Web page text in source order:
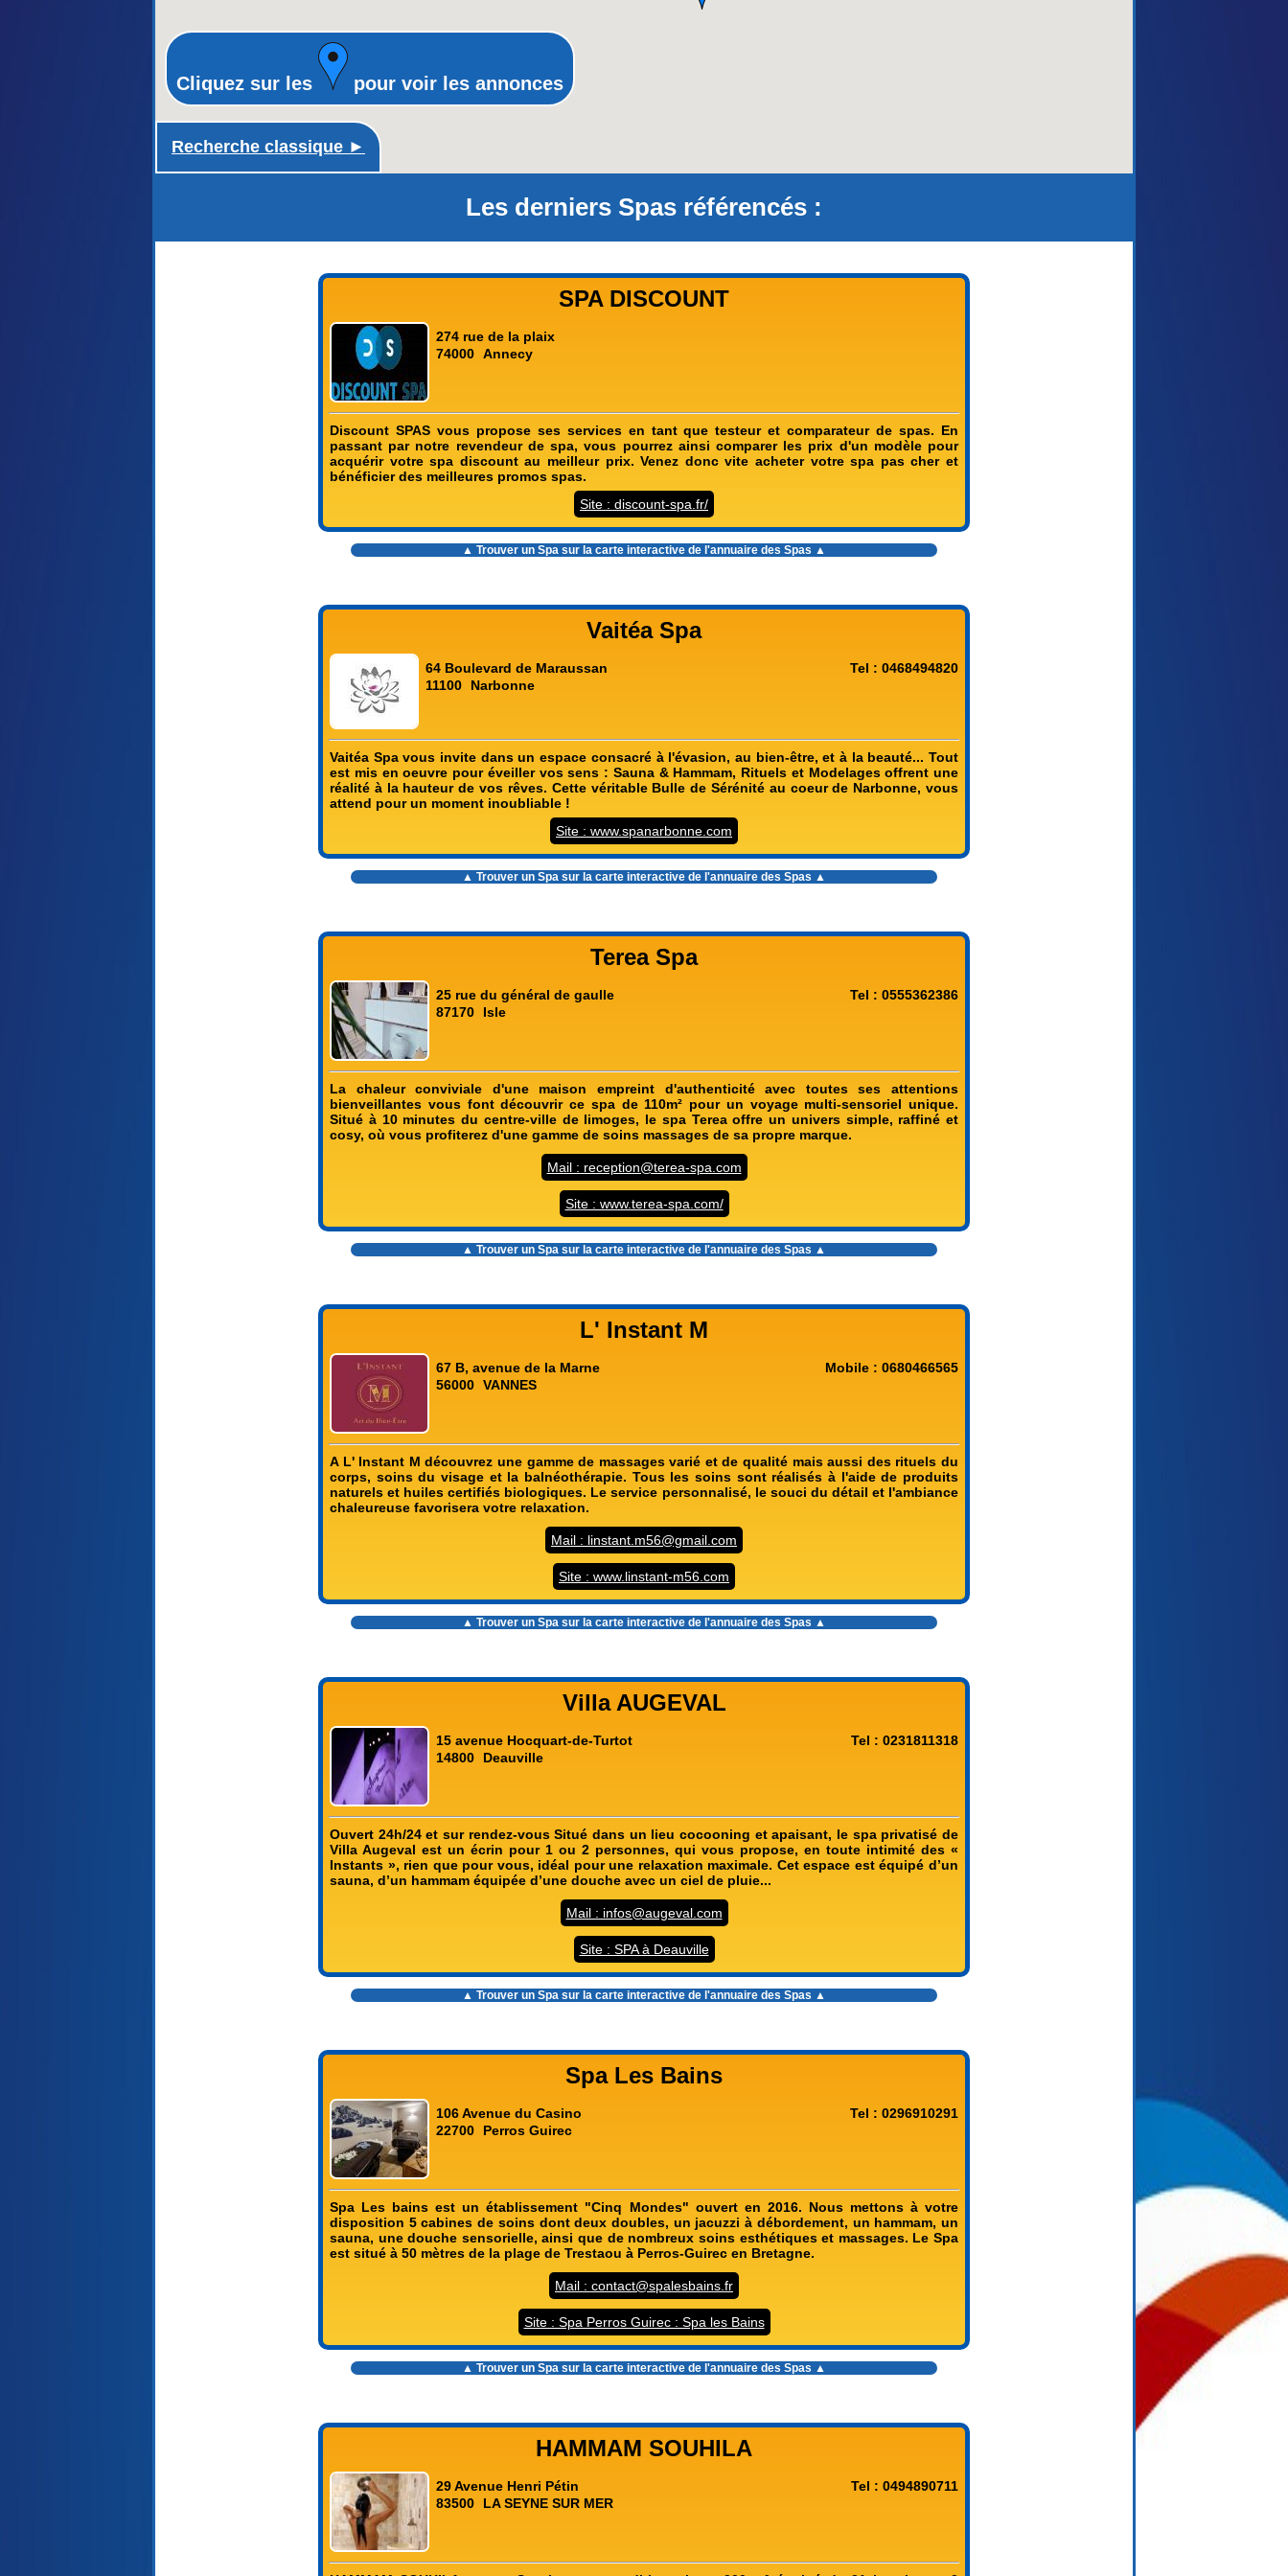
Recherche classique ►
Cliquez sur les pour voir les annonces
Les derniers Spas référencés :
SPA DISCOUNT
274 rue de la plaix
74000 Annecy
Discount SPAS vous propose ses services en tant que testeur et comparateur de spas. En
passant par notre revendeur de spa, vous pourrez ainsi comparer les prix d'un modèle pour
acquérir votre spa discount au meilleur prix. Venez donc vite acheter votre spa pas cher et
bénéficier des meilleures promos spas.
Site : discount-spa.fr/
▲ Trouver un Spa sur la carte interactive de l'annuaire des Spas ▲
Vaitéa Spa
64 Boulevard de Maraussan
11100
Narbonne
Tel : 0468494820
Vaitéa Spa vous invite dans un espace consacré à l'évasion, au bien-être, et à la beauté... Tout
est mis en oeuvre pour éveiller vos sens : Sauna & Hammam, Rituels et Modelages offrent une
réalité à la hauteur de vos rêves. Cette véritable Bulle de Sérénité au coeur de Narbonne, vous
attend pour un moment inoubliable !
Site : www.spanarbonne.com
▲ Trouver un Spa sur la carte interactive de l'annuaire des Spas ▲
Terea Spa
25 rue du général de gaulle
87170
Isle
Tel : 0555362386
La chaleur conviviale d'une maison empreint d'authenticité avec toutes ses attentions
bienveillantes vous font découvrir ce spa de 110m² pour un voyage multi-sensoriel unique.
Situé à 10 minutes du centre-ville de limoges, le spa Terea offre un univers simple, raffiné et
cosy, où vous profiterez d'une gamme de soins massages de sa propre marque.
Mail : reception@terea-spa.com
Site : www.terea-spa.com/
▲ Trouver un Spa sur la carte interactive de l'annuaire des Spas ▲
L' Instant M
67 B, avenue de la Marne
56000 VANNES
Mobile : 0680466565
A L' Instant M découvrez une gamme de massages varié et de qualité mais aussi des rituels du
corps, soins du visage et la balnéothérapie. Tous les soins sont réalisés à l'aide de produits
naturels et huiles certifiés biologiques. Le service personnalisé, le souci du détail et l'ambiance
chaleureuse favorisera votre relaxation.
Mail : linstant.m56@gmail.com
Site : www.linstant-m56.com
▲ Trouver un Spa sur la carte interactive de l'annuaire des Spas ▲
Villa AUGEVAL
15 avenue Hocquart-de-Turtot
14800
Deauville
Tel : 0231811318
Ouvert 24h/24 et sur rendez-vous Situé dans un lieu cocooning et apaisant, le spa privatisé de
Villa Augeval est un écrin pour 1 ou 2 personnes, qui vous propose, en toute intimité des «
Instants », rien que pour vous, idéal pour une relaxation maximale. Cet espace est équipé d’un
sauna, d’un hammam équipée d’une douche avec un ciel de pluie...
Mail : infos@augeval.com
Site : SPA à Deauville
▲ Trouver un Spa sur la carte interactive de l'annuaire des Spas ▲
Spa Les Bains
106 Avenue du Casino
22700
Perros Guirec
Tel : 0296910291
Spa Les bains est un établissement "Cinq Mondes" ouvert en 2016. Nous mettons à votre
disposition 5 cabines de soins dont deux doubles, un jacuzzi à débordement, un hammam, un
sauna, une douche sensorielle, ainsi que de nombreux soins esthétiques et massages. Le Spa
est situé à 50 mètres de la plage de Trestaou à Perros-Guirec en Bretagne.
Mail : contact@spalesbains.fr
Site : Spa Perros Guirec : Spa les Bains
▲ Trouver un Spa sur la carte interactive de l'annuaire des Spas ▲
HAMMAM SOUHILA
29 Avenue Henri Pétin
83500
LA SEYNE SUR MER
Tel : 0494890711